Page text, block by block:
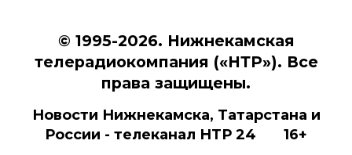
© 1995-2026. Нижнекамская
телерадиокомпания («НТР»). Все
права защищены.
Новости Нижнекамска, Татарстана и
России - телеканал НТР 24 16+